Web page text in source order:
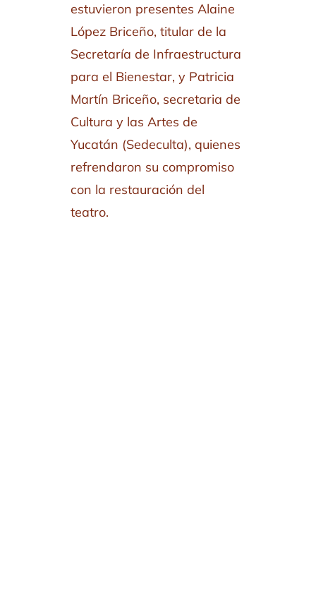
estuvieron presentes Alaine
López Briceño, titular de la
Secretaría de Infraestructura
para el Bienestar, y Patricia
Martín Briceño, secretaria de
Cultura y las Artes de
Yucatán (Sedeculta), quienes
refrendaron su compromiso
con la restauración del
teatro.